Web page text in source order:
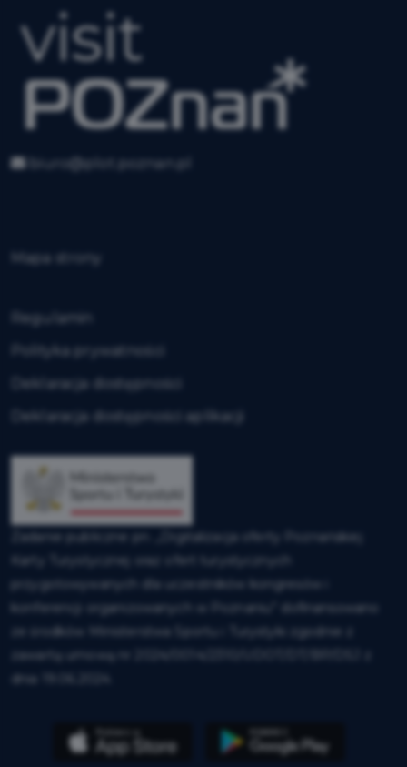
biuro@plot.poznan.pl
Mapa strony
Regulamin
Polityka prywatności
Deklaracja dostępności
Deklaracja dostępności aplikacji
Zadanie publiczne pn. „Digitalizacja oferty Poznańskiej
Karty Turystycznej oraz ofert turystycznych
przygotowywanych dla uczestników kongresów i
konferencji organizowanych w Poznaniu” dofinansowano
ze środków Ministerstwa Sportu i Turystyki zgodnie z
zawartą umową nr 2024/0014/2310/UDOT/DT/BP/DSJ z
dnia 19.06.2024.